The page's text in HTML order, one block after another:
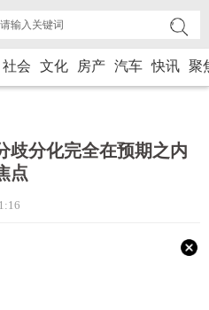
社会 文化 房产 汽车 快讯 聚
歧分化完全在预期之内
点